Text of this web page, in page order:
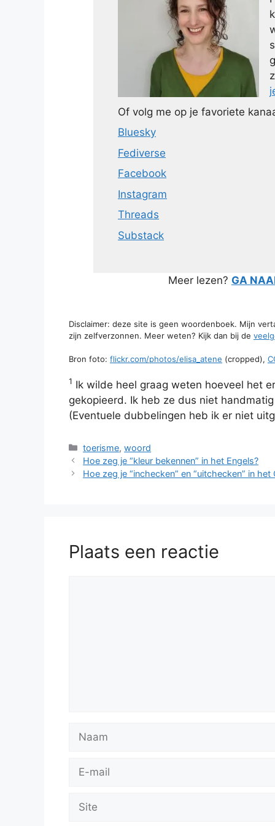
Of volg me op je favoriete
Bluesky
Fediverse
Facebook
Instagram
Threads
Substack
Meer lezen? GA
Disclaimer: deze site is geen woordenboek. Mijn
zijn zelfverzonnen. Meer weten? Kijk dan bij de
Bron foto: flickr.com/photos/elisa_atene (cropped),
1 Ik wilde heel graag weten hoeveel het
gekopieerd. Ik heb ze dus niet
(Eventuele dubbelingen heb ik er niet
Categorieën
toerisme,woord
Hoe zeg je “kleur bekennen” in het Engels?
Hoe zeg je “inchecken” en “uitchecken” in het
Plaats een reactie
mail